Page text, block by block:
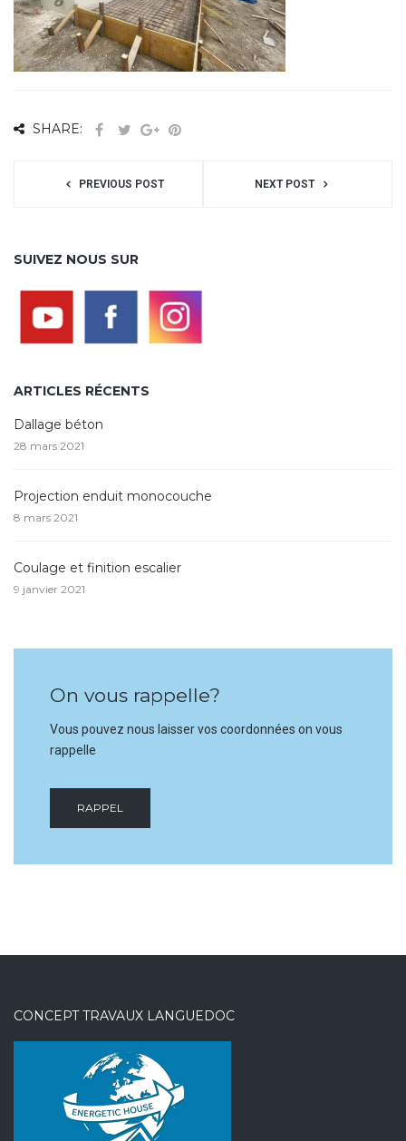
SHARE:
PREVIOUS POST NEXT POST
SUIVEZ NOUS SUR
ARTICLES RÉCENTS
Dallage béton
28 mars 2021
Projection enduit monocouche
8 mars 2021
Coulage et finition escalier
9 janvier 2021
On vous rappelle?
Vous pouvez nous laisser vos coordonnées on vous
rappelle
RAPPEL
CONCEPT TRAVAUX LANGUEDOC